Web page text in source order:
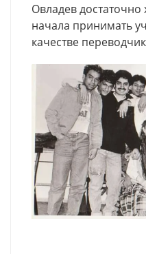
Овладев
начала принимать
качестве